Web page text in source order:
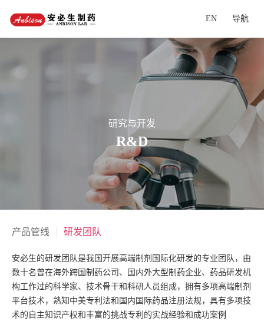
EN 导航
研究与开发
R&D
产品管线 研发团队
安必生的研发团队是我国开展高端制剂国际化研发的专业团队，由
数十名曾在海外跨国制药公司、国内外大型制药企业、药品研发机
构工作过的科学家、技术骨干和科研人员组成，拥有多项高端制剂
平台技术，熟知中美专利法和国内国际药品注册法规，具有多项技
术的自主知识产权和丰富的挑战专利的实战经验和成功案例